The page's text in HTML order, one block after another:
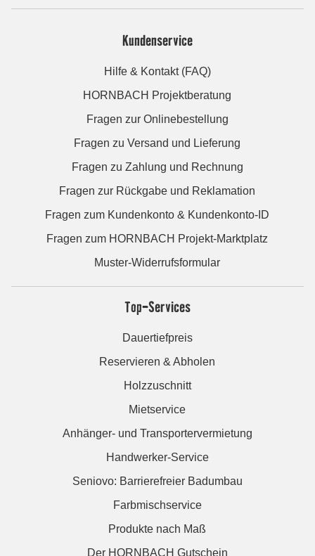
Kundenservice
Hilfe & Kontakt (FAQ)
HORNBACH Projektberatung
Fragen zur Onlinebestellung
Fragen zu Versand und Lieferung
Fragen zu Zahlung und Rechnung
Fragen zur Rückgabe und Reklamation
Fragen zum Kundenkonto & Kundenkonto-ID
Fragen zum HORNBACH Projekt-Marktplatz
Muster-Widerrufsformular
Top-Services
Dauertiefpreis
Reservieren & Abholen
Holzzuschnitt
Mietservice
Anhänger- und Transportervermietung
Handwerker-Service
Seniovo: Barrierefreier Badumbau
Farbmischservice
Produkte nach Maß
Der HORNBACH Gutschein